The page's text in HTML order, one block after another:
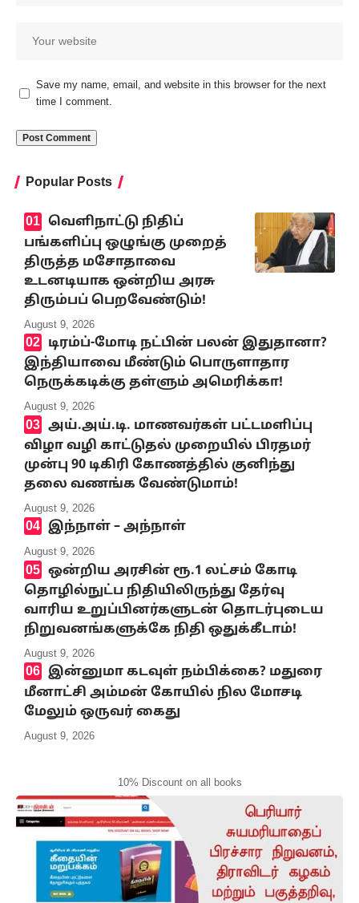
Save my name, email, and website in this browser for the next
time I comment.
Popular Posts
வெளிநாட்டு நிதிப்
பங்களிப்பு ஒழுங்கு முறைத்
திருத்த மசோதாவை
உடனடியாக ஒன்றிய அரசு
திரும்பப் பெறவேண்டும்!
August 9, 2026
டிரம்ப்-மோடி நட்பின் பலன் இதுதானா?
இந்தியாவை மீண்டும் பொருளாதார
நெருக்கடிக்கு தள்ளும் அமெரிக்கா!
August 9, 2026
அய்.அய்.டி. மாணவர்கள் பட்டமளிப்பு
விழா வழி காட்டுதல் முறையில் பிரதமர்
முன்பு 90 டிகிரி கோணத்தில் குனிந்து
தலை வணங்க வேண்டுமாம்!
August 9, 2026
இந்நாள் – அந்நாள்
August 9, 2026
ஒன்றிய அரசின் ரூ.1 லட்சம் கோடி
தொழில்நுட்ப நிதியிலிருந்து தேர்வு
வாரிய உறுப்பினர்களுடன் தொடர்புடைய
நிறுவனங்களுக்கே நிதி ஒதுக்கீடாம்!
August 9, 2026
இன்னுமா கடவுள் நம்பிக்கை? மதுரை
மீனாட்சி அம்மன் கோயில் நில மோசடி
மேலும் ஒருவர் கைது
August 9, 2026
10% Discount on all books